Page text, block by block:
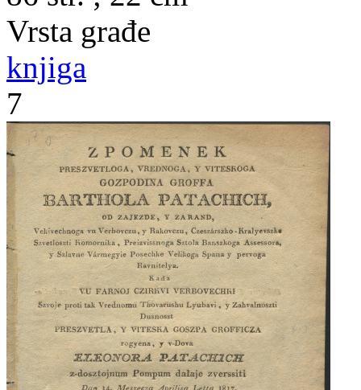
Vrsta građe
knjiga
7